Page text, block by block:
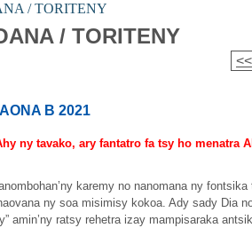
/ TORITENY
/ TORITENY
<<
B 2021
ny tavako, ary fantatro fa tsy ho menatra
karemy no nanomana ny
ny soa misimisy kokoa. Ady sady Dia
amin’ny ratsy rehetra izay mampisaraka